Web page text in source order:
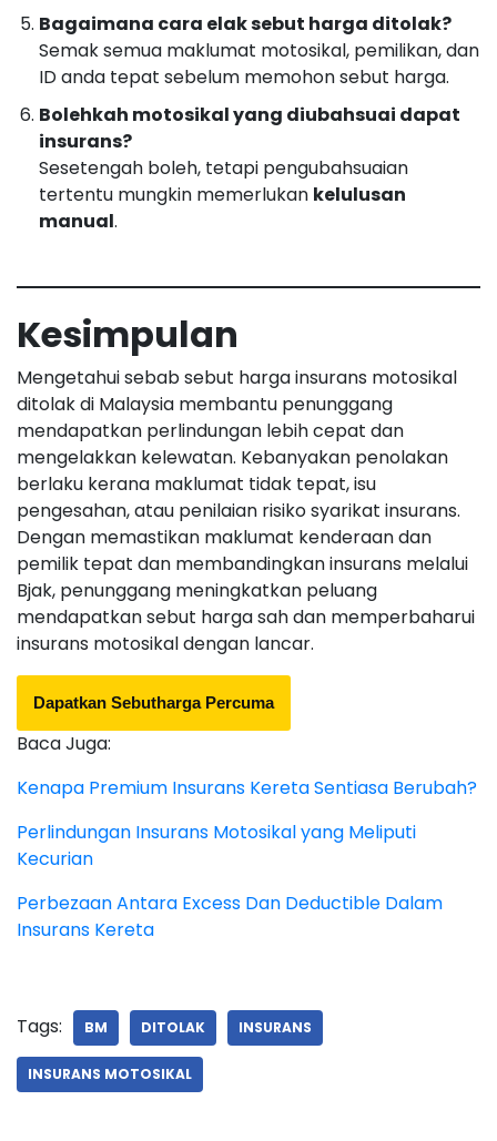
Bagaimana cara elak sebut harga ditolak?
Semak semua maklumat motosikal, pemilikan, dan
ID anda tepat sebelum memohon sebut harga.
Bolehkah motosikal yang diubahsuai dapat
insurans?
Sesetengah boleh, tetapi pengubahsuaian
tertentu mungkin memerlukan kelulusan
manual.
Kesimpulan
Mengetahui sebab sebut harga insurans motosikal
ditolak di Malaysia membantu penunggang
mendapatkan perlindungan lebih cepat dan
mengelakkan kelewatan. Kebanyakan penolakan
berlaku kerana maklumat tidak tepat, isu
pengesahan, atau penilaian risiko syarikat insurans.
Dengan memastikan maklumat kenderaan dan
pemilik tepat dan membandingkan insurans melalui
Bjak, penunggang meningkatkan peluang
mendapatkan sebut harga sah dan memperbaharui
insurans motosikal dengan lancar.
Dapatkan Sebutharga Percuma
Baca Juga:
Kenapa Premium Insurans Kereta Sentiasa Berubah?
Perlindungan Insurans Motosikal yang Meliputi
Kecurian
Perbezaan Antara Excess Dan Deductible Dalam
Insurans Kereta
Tags: BM DITOLAK INSURANS
INSURANS MOTOSIKAL